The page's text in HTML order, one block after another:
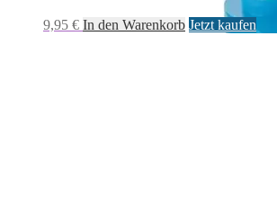
9,95 € In den Warenkorb Jetzt kaufen